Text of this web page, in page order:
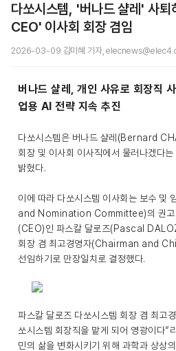
다쏘시스템, '버나드 샬레' 사퇴
CEO' 이사회 회장 겸임
2026-03-09 김미혜 기자,
버나드 샬레, 개인 사유로 회장직
업용 AI 전략 지속 추진
다쏘시스템은 버나드 샬레(Bernard
회장 및 이사회 이사직에서 물러나겠다
밝혔다.
이에 따라 다쏘시스템 이사회는 보수
and Nomination Committee)의 권고
(CEO)인 파스칼 달로즈(Pascal
회장 겸 최고경영자(Chairman and
선임하기로 만장일치로 결정했다.
파스칼 달로즈 다쏘시스템 회장 겸 최고
쏘시스템 회장직을 맡게 되어 영광이다”
민의 삶을 변화시키기 위해 과학과 상상